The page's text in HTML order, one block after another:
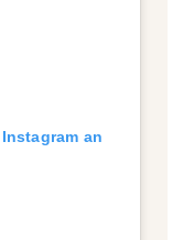
an